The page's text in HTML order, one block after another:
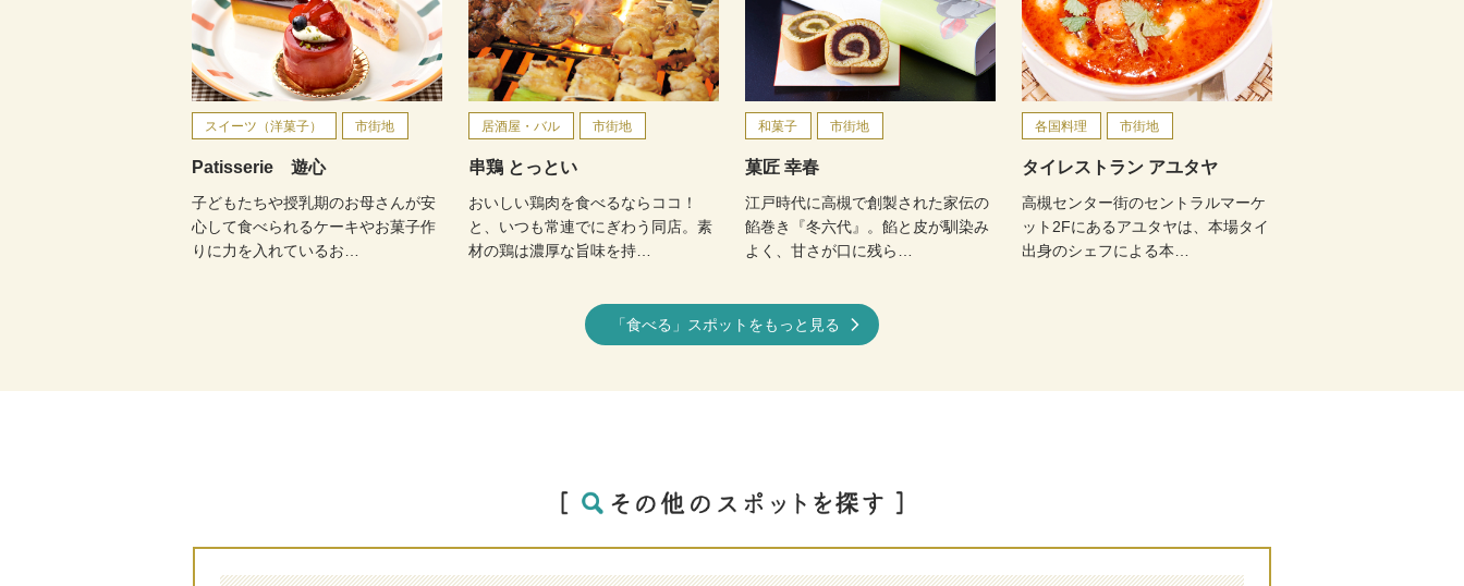
スイーツ（洋菓子） 市街地
Patisserie 遊心
子どもたちや授乳期のお母さんが安
心して食べられるケーキやお菓子作
りに力を入れているお…
居酒屋・バル 市街地
串鶏 とっとい
おいしい鶏肉を食べるならココ！
と、いつも常連でにぎわう同店。素
材の鶏は濃厚な旨味を持…
和菓子 市街地
菓匠 幸春
江戸時代に高槻で創製された家伝の
餡巻き『冬六代』。餡と皮が馴染み
よく、甘さが口に残ら…
各国料理 市街地
タイレストラン アユタヤ
高槻センター街のセントラルマーケ
ット2Fにあるアユタヤは、本場タイ
出身のシェフによる本…
「食べる」スポットをもっと見る